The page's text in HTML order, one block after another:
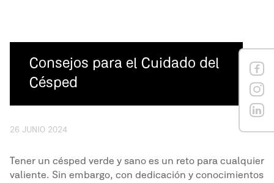
Consejos para el Cuidado del
Césped
26 JUNIO 2024
Tener un césped verde y sano es un reto para cualquier
valiente. Sin embargo, con dedicación y conocimientos